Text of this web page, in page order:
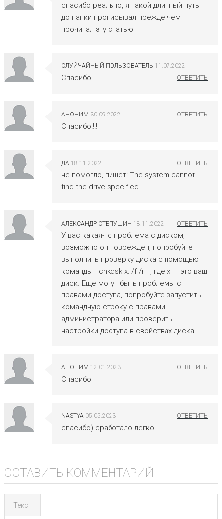
спасибо реально, я такой длинный путь
до папки прописывал прежде чем
прочитал эту статью
СЛУЙЧАЙНЫЙ ПОЛЬЗОВАТЕЛЬ 11.07.2022
Спасибо
АНОНИМ 30.09.2022
Спасибо!!!!
ДА 18.11.2022
не помогло, пишет: The system cannot
find the drive specified
АЛЕКСАНДР СТЕПУШИН 18.11.2022
У вас какая-то проблема с диском,
возможно он поврежден, попробуйте
выполнить проверку диска с помощью
команды
chkdsk x: /f /r
, где x — это ваш
диск. Еще могут быть проблемы с
правами доступа, попробуйте запустить
командную строку с правами
администратора или проверить
настройки доступа в свойствах диска.
АНОНИМ 12.01.2023
Спасибо
NASTYA 05.05.2023
спасибо) сработало легко
ОСТАВИТЬ КОММЕНТАРИЙ
Текст